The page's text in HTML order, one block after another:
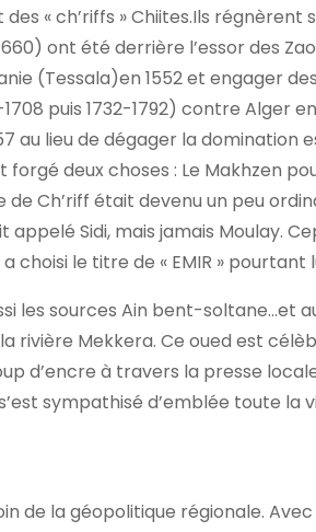
des « ch’riffs » Chiites.Ils
ont été derrière l’essor des
(Tessala)en 1552 et engager
puis 1732-1792) contre Alger
au lieu de dégager la domination
forgé deux choses : Le Makhzen
de Ch’riff était devenu un peu
Sidi, mais jamais Moulay.
choisi le titre de « EMIR » pourtant
les sources Ain bent-soltane…et
rivière Mekkera. Ce oued est
d’encre à travers la presse
sympathisé d’emblée toute la
de la géopolitique régionale.